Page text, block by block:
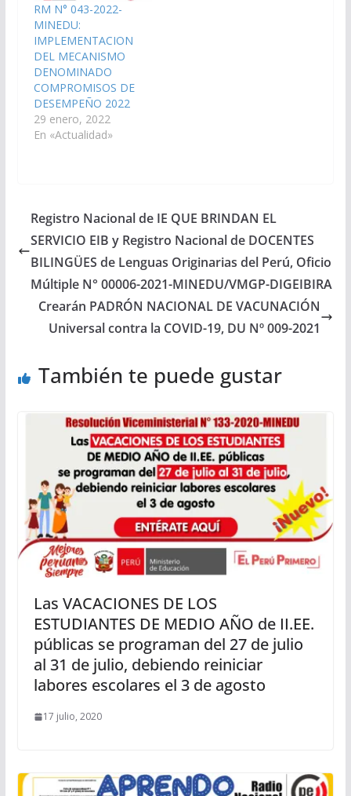
RM N° 043-2022-
MINEDU:
IMPLEMENTACION
DEL MECANISMO
DENOMINADO
COMPROMISOS DE
DESEMPEÑO 2022
29 enero, 2022
En «Actualidad»
Registro Nacional de IE QUE BRINDAN EL
SERVICIO EIB y Registro Nacional de DOCENTES
BILINGÜES de Lenguas Originarias del Perú, Oficio
Múltiple N° 00006-2021-MINEDU/VMGP-DIGEIBIRA
Crearán PADRÓN NACIONAL DE VACUNACIÓN
Universal contra la COVID-19, DU Nº 009-2021
También te puede gustar
Las VACACIONES DE LOS
ESTUDIANTES DE MEDIO AÑO de II.EE.
públicas se programan del 27 de julio
al 31 de julio, debiendo reiniciar
labores escolares el 3 de agosto
17 julio, 2020